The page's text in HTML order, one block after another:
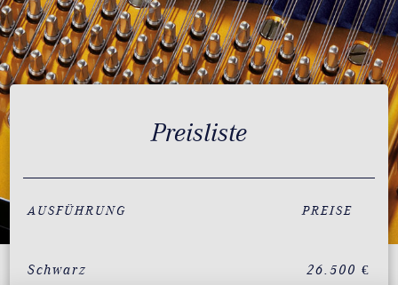
Preisliste
AUSFÜHRUNG PREISE
Schwarz 26.500 €